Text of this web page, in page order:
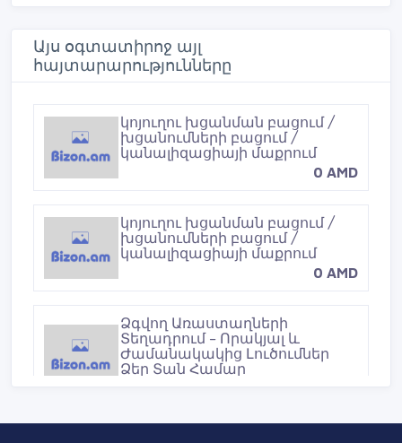
o
k
r
e
s
Այս օգտատիրոջ այլ
հայտարարությունները
կոյուղու խցանման բացում /
խցանումների բացում /
կանալիզացիայի մաքրում
0 AMD
կոյուղու խցանման բացում /
խցանումների բացում /
կանալիզացիայի մաքրում
0 AMD
Ձգվող Առաստաղների
Տեղադրում – Որակյալ և
Ժամանակակից Լուծումներ
Ձեր Տան Համար